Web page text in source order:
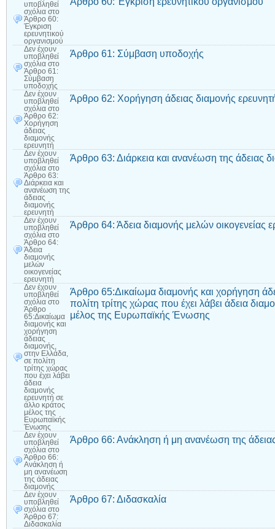
υποβληθεί
σχόλια στο
Άρθρο 60:
Έγκριση
ερευνητικού
οργανισμού
Δεν έχουν
υποβληθεί
σχόλια στο
Άρθρο 61:
Σύμβαση
υποδοχής
Άρθρο 61: Σύμβαση υποδοχής
Δεν έχουν
υποβληθεί
σχόλια στο
Άρθρο 62:
Χορήγηση
άδειας
διαμονής
ερευνητή
Άρθρο 62: Χορήγηση άδειας διαμονής
Δεν έχουν
υποβληθεί
σχόλια στο
Άρθρο 63:
Διάρκεια και
ανανέωση της
άδειας
διαμονής
ερευνητή
Άρθρο 63: Διάρκεια και ανανέωση της άδειας
Δεν έχουν
υποβληθεί
σχόλια στο
Άρθρο 64:
Άδεια
διαμονής
μελών
οικογενείας
ερευνητή
Άρθρο 64: Άδεια διαμονής μελών οικογενείας
Δεν έχουν
υποβληθεί
σχόλια στο
Άρθρο
65:Δικαίωμα
διαμονής και
χορήγηση
άδειας
διαμονής,
στην Ελλάδα,
σε πολίτη
τρίτης χώρας
που έχει λάβει
άδεια
διαμονής
ερευνητή σε
άλλο κράτος
μέλος της
Ευρωπαϊκής
Ένωσης
Άρθρο 65:Δικαίωμα διαμονής και χορήγηση
πολίτη τρίτης χώρας που έχει λάβει άδεια
μέλος της Ευρωπαϊκής Ένωσης
Δεν έχουν
υποβληθεί
σχόλια στο
Άρθρο 66:
Ανάκληση ή
μη ανανέωση
της άδειας
διαμονής
Άρθρο 66: Ανάκληση ή μη ανανέωση της
Δεν έχουν
υποβληθεί
σχόλια στο
Άρθρο 67:
Διδασκαλία
Άρθρο 67: Διδασκαλία